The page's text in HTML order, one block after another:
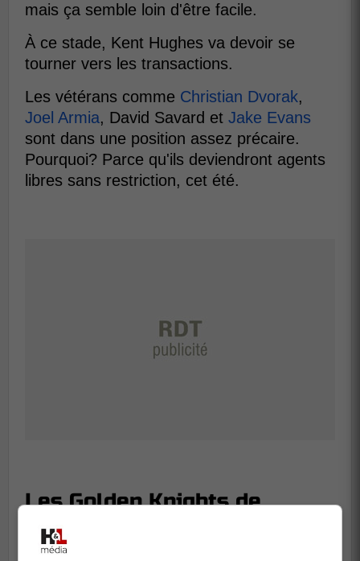
mais ça semble loin d'être facile.
À ce stade, Kent Hughes va devoir se
tourner vers les transactions.
Les vétérans comme Christian Dvorak,
Joel Armia, David Savard et Jake Evans
sont dans une position assez précaire.
Pourquoi? Parce qu'ils deviendront agents
libres sans restriction, cet été.
Les Golden Knights de
Vegas: un partenaire
stratégique pour le Canadien